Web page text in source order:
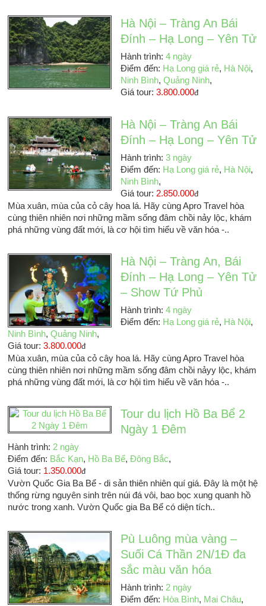
Hà Nội – Tràng An Bái
Đính – Hạ Long – Yên Tử
Hành trình: 4 ngày
Điểm đến: Hạ Long giá rẻ, Hà Nội,
Ninh Bình, Quảng Ninh,
Giá tour: 3.800.000đ
Hà Nội – Tràng An Bái
Đính – Hạ Long – Yên Tử
Hành trình: 3 ngày
Điểm đến: Hạ Long giá rẻ, Hà Nội,
Ninh Bình,
Giá tour: 2.850.000đ
Mùa xuân, mùa của cỏ cây hoa lá. Hãy cùng Apro Travel hòa
cùng thiên nhiên nơi những mầm sống đâm chồi nảy lộc, khám
phá những vùng đất mới, là cơ hội tìm hiểu về văn hóa -..
Hà Nội – Tràng An, Bái
Đính – Hạ Long – Yên Tử
– Show Tứ Phủ
Hành trình: 4 ngày
Điểm đến: Hạ Long giá rẻ, Hà Nội,
Ninh Bình,Quảng Ninh,
Giá tour:3.800.000đ
Mùa xuân, mùa của cỏ cây hoa lá. Hãy cùng Apro Travel hòa
cùng thiên nhiên nơi những mầm sống đâm chồi nảyy lộc, khám
phá những vùng đất mới, là cơ hội tìm hiểu về văn hóa -..
Tour du lịch Hồ Ba Bể 2
Ngày 1 Đêm
Hành trình: 2 ngày
Điểm đến: Bắc Kạn, Hồ Ba Bể,Đông Bắc,
Giá tour: 1.350.000đ
Vườn Quốc Gia Ba Bể - di sản thiên nhiên quí giá. Đây là một hệ
thống rừng nguyên sinh trên núi đá vôi, bao bọc xung quanh hồ
nước trong xanh. Vườn Quốc gia Ba Bể có diện tích..
Pù Luông mùa vàng –
Suối Cá Thần 2N/1Đ đa
sắc màu văn hóa
Hành trình: 2 ngày
Điểm đến: Hòa Bình, Mai Châu,